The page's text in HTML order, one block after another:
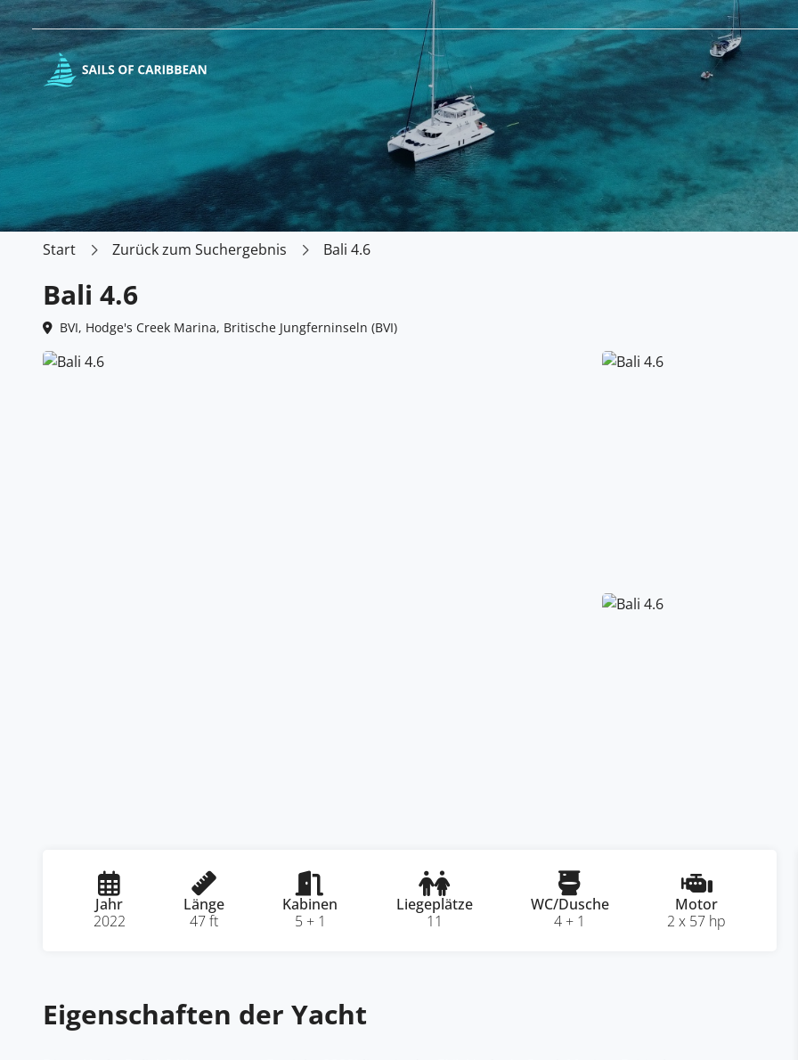
Start Zurück zum Suchergebnis Bali 4.6
Bali 4.6
BVI, Hodge's Creek Marina, Britische Jungferninseln (BVI)
Jahr
2022
Länge
47 ft
Kabinen
5 + 1
Liegeplätze
11
WC/Dusche
4 + 1
Motor
2 x 57 hp
Eigenschaften der Yacht